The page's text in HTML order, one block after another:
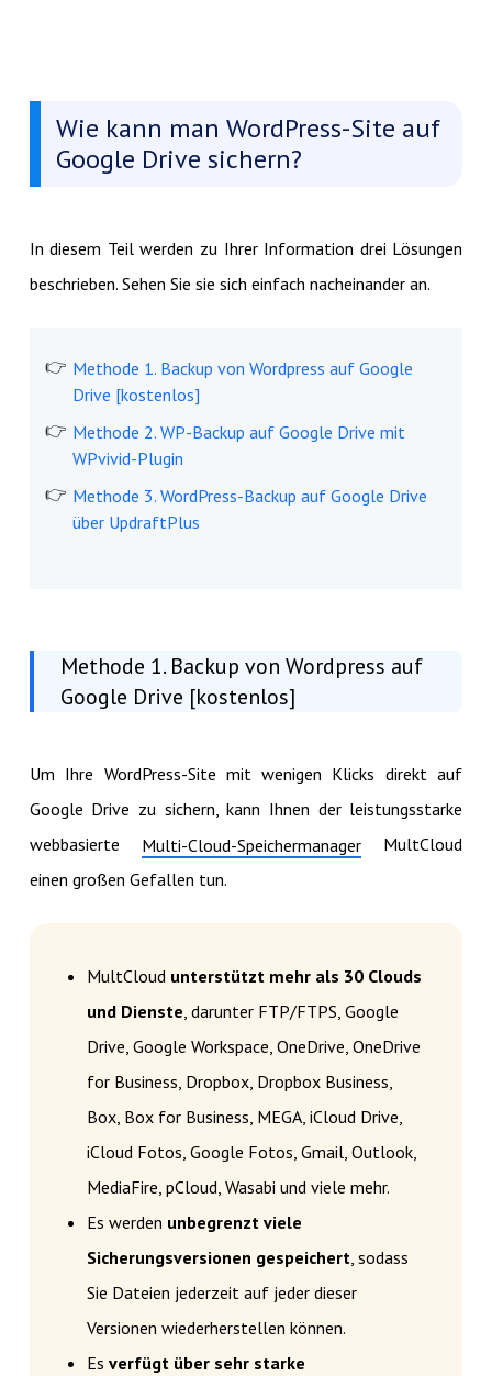
Wie kann man WordPress-Site auf
Google Drive sichern?
In diesem Teil werden zu Ihrer Information drei Lösungen
beschrieben. Sehen Sie sie sich einfach nacheinander an.
Methode 1. Backup von Wordpress auf Google
Drive [kostenlos]
Methode 2. WP-Backup auf Google Drive mit
WPvivid-Plugin
Methode 3. WordPress-Backup auf Google Drive
über UpdraftPlus
Methode 1. Backup von Wordpress auf
Google Drive [kostenlos]
Um Ihre WordPress-Site mit wenigen Klicks direkt auf
Google Drive zu sichern, kann Ihnen der leistungsstarke
webbasierte Multi-Cloud-Speichermanager MultCloud
einen großen Gefallen tun.
MultCloud unterstützt mehr als 30 Clouds
und Dienste, darunter FTP/FTPS, Google
Drive, Google Workspace, OneDrive, OneDrive
for Business, Dropbox, Dropbox Business,
Box, Box for Business, MEGA, iCloud Drive,
iCloud Fotos, Google Fotos, Gmail, Outlook,
MediaFire, pCloud, Wasabi und viele mehr.
Es werden unbegrenzt viele
Sicherungsversionen gespeichert, sodass
Sie Dateien jederzeit auf jeder dieser
Versionen wiederherstellen können.
Es verfügt über sehr starke